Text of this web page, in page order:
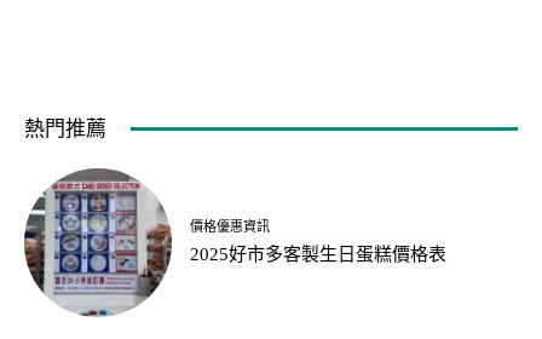
熱門推薦
價格優惠資訊
2025好市多客製生日蛋糕價格表